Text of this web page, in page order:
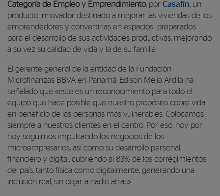
Categoría de Empleo y Emprendimiento, por Casafín, un
producto innovador destinado a mejorar las viviendas de los
emprendedores y convertirlas en espacios preparados
para el desarrollo de sus actividades productivas, mejorando
a su vez su calidad de vida y la de su familia
El gerente general de la entidad de la Fundación
Microfinanzas BBVA en Panamá, Edison Mejía Ardila ha
señalado que «este es un reconocimiento para todo el
equipo que hace posible que nuestro propósito cobre vida
en beneficio de las personas más vulnerables. Colocamos
siempre a nuestros clientes en el centro. Por eso, hoy por
hoy seguimos impulsando los negocios de los
microempresarios, así como su desarrollo personal,
financiero y digital, cubriendo al 83% de los corregimientos
del país, tanto física como digitalmente, generando una
inclusión real, sin dejar a nadie atrás».